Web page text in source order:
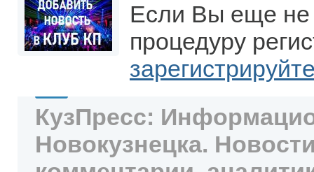
Если Вы еще не
процедуру
КузПресс:
Новокузнецка.